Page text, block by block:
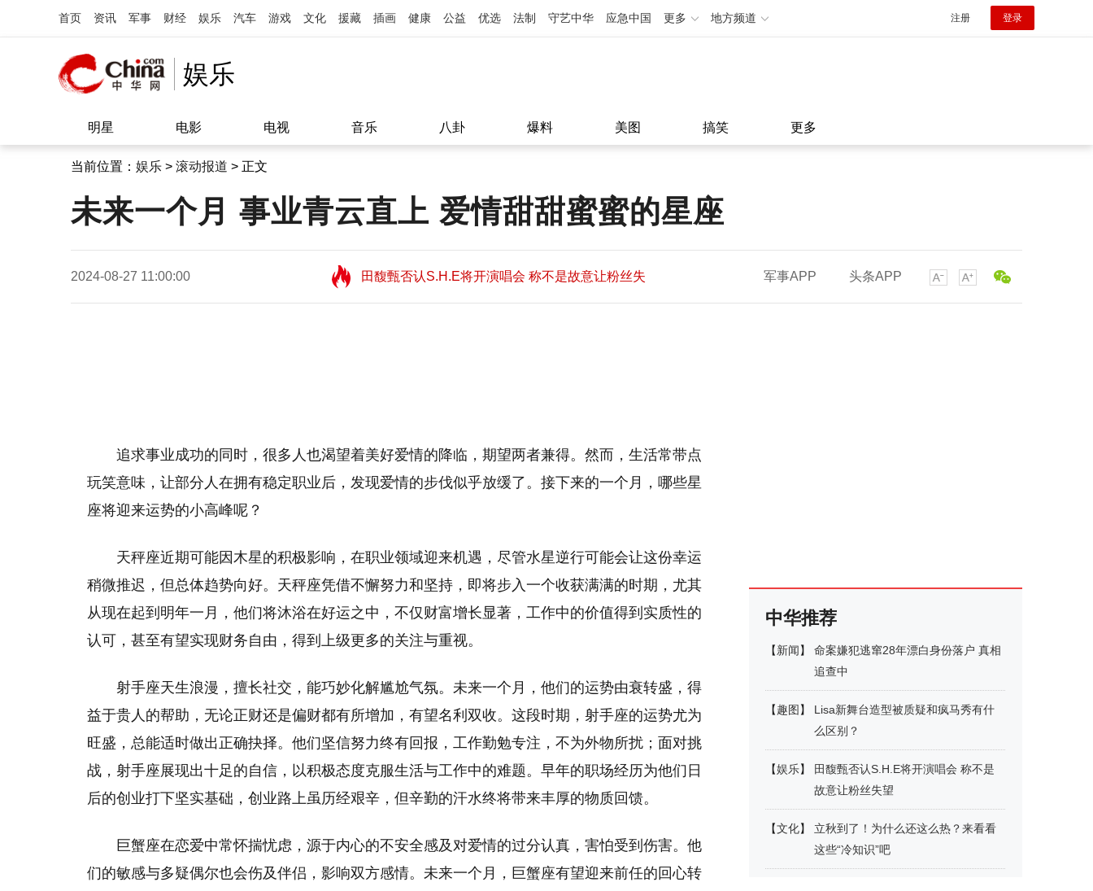
首页 资讯 军事 财经 娱乐 汽车 游戏 文化 援藏 插画 健康 公益 优选 法制 守艺中华 应急中国 更多 地方频道 注册 登录
娱乐
明星 电影 电视 音乐 八卦 爆料 美图 搞笑 更多
当前位置： 娱乐 > 滚动报道 > 正文
未来一个月 事业青云直上 爱情甜甜蜜蜜的星座
2024-08-27 11:00:00
田馥甄否认S.H.E将开演唱会 称不是故意让粉丝失
望11:08
田馥甄否认S.H.E将开演唱会 称不是故意让粉丝失
军事APP 头条APP
追求事业成功的同时，很多人也渴望着美好爱情的降临，期望两者兼得。然而，生活常带点
玩笑意味，让部分人在拥有稳定职业后，发现爱情的步伐似乎放缓了。接下来的一个月，哪些星
座将迎来运势的小高峰呢？
天秤座近期可能因木星的积极影响，在职业领域迎来机遇，尽管水星逆行可能会让这份幸运
稍微推迟，但总体趋势向好。天秤座凭借不懈努力和坚持，即将步入一个收获满满的时期，尤其
从现在起到明年一月，他们将沐浴在好运之中，不仅财富增长显著，工作中的价值得到实质性的
认可，甚至有望实现财务自由，得到上级更多的关注与重视。
射手座天生浪漫，擅长社交，能巧妙化解尴尬气氛。未来一个月，他们的运势由衰转盛，得
益于贵人的帮助，无论正财还是偏财都有所增加，有望名利双收。这段时期，射手座的运势尤为
旺盛，总能适时做出正确抉择。他们坚信努力终有回报，工作勤勉专注，不为外物所扰；面对挑
战，射手座展现出十足的自信，以积极态度克服生活与工作中的难题。早年的职场经历为他们日
后的创业打下坚实基础，创业路上虽历经艰辛，但辛勤的汗水终将带来丰厚的物质回馈。
巨蟹座在恋爱中常怀揣忧虑，源于内心的不安全感及对爱情的过分认真，害怕受到伤害。他
们的敏感与多疑偶尔也会伤及伴侣，影响双方感情。未来一个月，巨蟹座有望迎来前任的回心转
中华推荐
【新闻】
命案嫌犯逃窜28年漂白身份落户 真相
追查中
【趣图 】
Lisa新舞台造型被质疑和疯马秀有什
么区别？
【娱乐】
田馥甄否认S.H.E将开演唱会 称不是
故意让粉丝失望
【文化】
立秋到了！为什么还这么热？来看看
这些“冷知识”吧